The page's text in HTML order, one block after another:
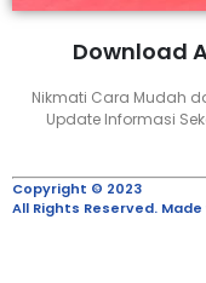
Download
Nikmati Cara Mudah
Update Informasi
Copyright © 2023
All Rights Reserved.